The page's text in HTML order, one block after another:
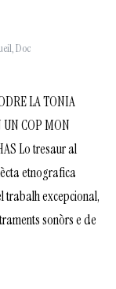
,Doc
LA TONIA
UN COP MON
Lo tresaur al
etnografica
trabalh excepcional,
sonòrs e de